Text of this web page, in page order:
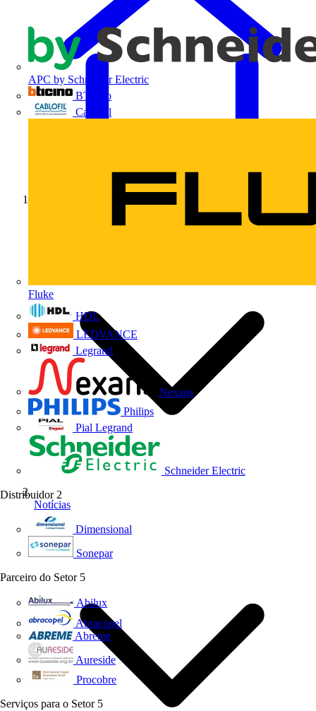
APC by Schneider Electric
BTicino
Cablofil
Fluke
HDL
LEDVANCE
Legrand
Nexans
Philips
Pial Legrand
Schneider Electric
Distribuidor 2
Dimensional
Sonepar
Parceiro do Setor 5
Abilux
Abracopel
Abreme
Aureside
Procobre
Serviços para o Setor 5
Notícias